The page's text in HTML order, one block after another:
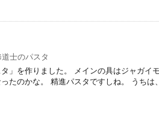
道士のパスタ
」を作りました。 メインの具はジャガイ
たのかな。 精進パスタですしね。 うちは